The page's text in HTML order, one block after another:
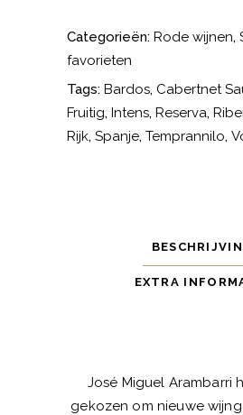
Categorieën: Rode wijnen,
favorieten
Tags: Bardos, Cabertnet
Fruitig, Intens, Reserva,
Rijk, Spanje, Temprannilo,
EXTRA
José Miguel Arambarri
gekozen om nieuwe